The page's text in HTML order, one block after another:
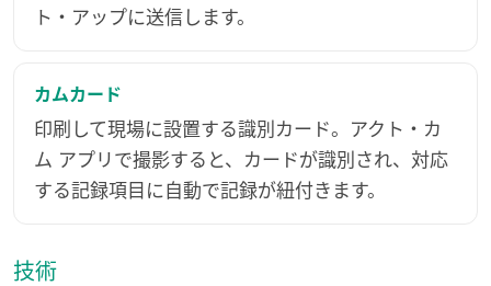
ト・アップに送信します。
カムカード
印刷して現場に設置する識別カード。アクト・カ
ム アプリで撮影すると、カードが識別され、対応
する記録項目に自動で記録が紐付きます。
技術